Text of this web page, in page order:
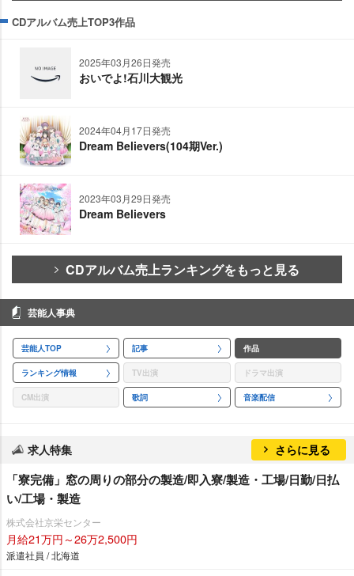
CDアルバム売上TOP3作品
2025年03月26日発売
おいでよ!石川大観光
2024年04月17日発売
Dream Believers(104期Ver.)
2023年03月29日発売
Dream Believers
CDアルバム売上ランキングをもっと見る
芸能人事典
芸能人TOP 記事 作品
ランキング情報 TV出演 ドラマ出演
CM出演 歌詞 音楽配信
求人特集 さらに見る
「寮完備」窓の周りの部分の製造/即入寮/製造・工場/日勤/日払
い/工場・製造
株式会社京栄センター
月給21万円～26万2,500円
派遣社員 / 北海道